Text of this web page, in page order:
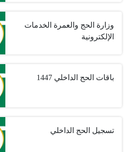
وزارة الحج والعمرة الخدمات
الإلكترونية
باقات الحج الداخلي 1447
تسجيل الحج الداخلي